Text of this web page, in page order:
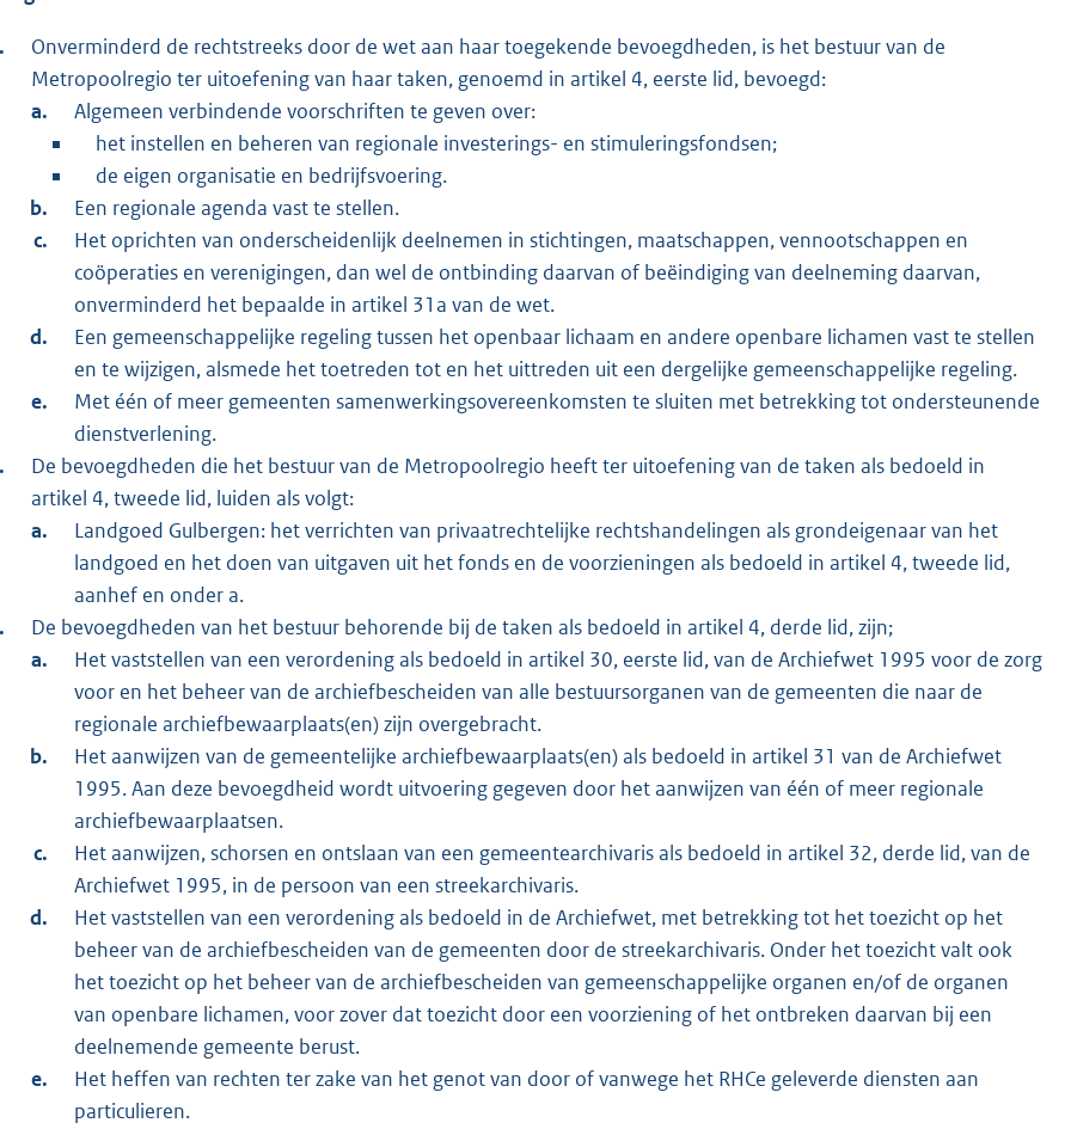
Onverminderd de rechtstreeks door de wet aan haar toegekende bevoegdheden, is het bestuur van de
Metropoolregio ter uitoefening van haar taken, genoemd in artikel 4, eerste lid, bevoegd:
Algemeen verbindende voorschriften te geven over:
het instellen en beheren van regionale investerings- en stimuleringsfondsen;
de eigen organisatie en bedrijfsvoering.
Een regionale agenda vast te stellen.
Het oprichten van onderscheidenlijk deelnemen in stichtingen, maatschappen, vennootschappen en
coöperaties en verenigingen, dan wel de ontbinding daarvan of beëindiging van deelneming daarvan,
onverminderd het bepaalde in artikel 31a van de wet.
Een gemeenschappelijke regeling tussen het openbaar lichaam en andere openbare lichamen vast te stellen
en te wijzigen, alsmede het toetreden tot en het uittreden uit een dergelijke gemeenschappelijke regeling.
Met één of meer gemeenten samenwerkingsovereenkomsten te sluiten met betrekking tot ondersteunende
dienstverlening.
De bevoegdheden die het bestuur van de Metropoolregio heeft ter uitoefening van de taken als bedoeld in
artikel 4, tweede lid, luiden als volgt:
Landgoed Gulbergen: het verrichten van privaatrechtelijke rechtshandelingen als grondeigenaar van het
landgoed en het doen van uitgaven uit het fonds en de voorzieningen als bedoeld in artikel 4, tweede lid,
aanhef en onder a.
De bevoegdheden van het bestuur behorende bij de taken als bedoeld in artikel 4, derde lid, zijn;
Het vaststellen van een verordening als bedoeld in artikel 30, eerste lid, van de Archiefwet 1995 voor de zorg
voor en het beheer van de archiefbescheiden van alle bestuursorganen van de gemeenten die naar de
regionale archiefbewaarplaats(en) zijn overgebracht.
Het aanwijzen van de gemeentelijke archiefbewaarplaats(en) als bedoeld in artikel 31 van de Archiefwet
1995. Aan deze bevoegdheid wordt uitvoering gegeven door het aanwijzen van één of meer regionale
archiefbewaarplaatsen.
Het aanwijzen, schorsen en ontslaan van een gemeentearchivaris als bedoeld in artikel 32, derde lid, van de
Archiefwet 1995, in de persoon van een streekarchivaris.
Het vaststellen van een verordening als bedoeld in de Archiefwet, met betrekking tot het toezicht op het
beheer van de archiefbescheiden van de gemeenten door de streekarchivaris. Onder het toezicht valt ook
het toezicht op het beheer van de archiefbescheiden van gemeenschappelijke organen en/of de organen
van openbare lichamen, voor zover dat toezicht door een voorziening of het ontbreken daarvan bij een
deelnemende gemeente berust.
Het heffen van rechten ter zake van het genot van door of vanwege het RHCe geleverde diensten aan
particulieren.